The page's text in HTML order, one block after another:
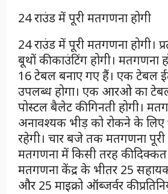
24 राउंड में पूरी मतगणना होगी
24 राउंड में पूरी मतगणना होगी।
बूथों की काउंटिंग होगी।
16 टेबल बनाए गए हैं। एक टेबल
उपलब्ध होगा। एक आरओ का
पोस्टल बैलेट की गिनती होगी।
अनावश्यक भीड़ को रोकने के लिए
रहेगी। चार बजे तक मतगणना पूरी
मतगणना में किसी तरह की
मतगणना केंद्र के भीतर 25
और 25 माइक्रो ऑब्जर्वर की